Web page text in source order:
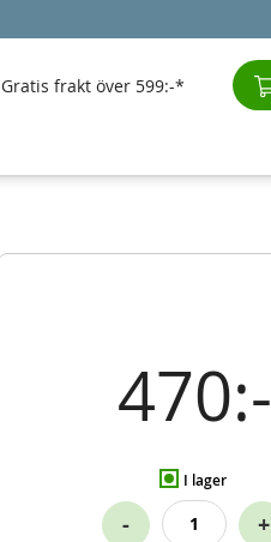
470:-
I lager
- +
Gratis frakt över 599:-